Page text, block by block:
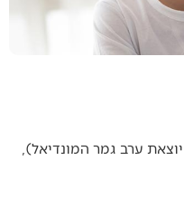
ערב גמר המונדיאל),